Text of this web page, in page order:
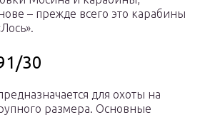
– прежде всего это карабины
30
для охоты на
размера. Основные